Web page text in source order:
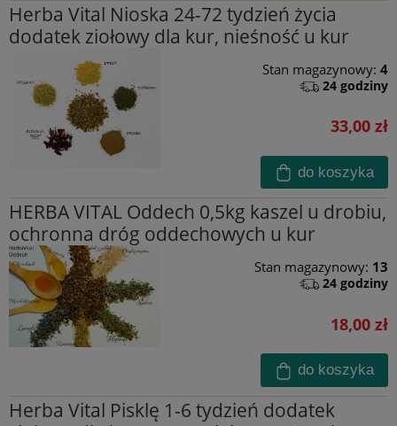
Herba Vital Nioska 24-72 tydzień życia
dodatek ziołowy dla kur, nieśność u kur
Stan magazynowy: 4
24 godziny
33,00 zł
do koszyka
HERBA VITAL Oddech 0,5kg kaszel u drobiu,
ochronna dróg oddechowych u kur
Stan magazynowy: 13
24 godziny
18,00 zł
do koszyka
Herba Vital Pisklę 1-6 tydzień dodatek